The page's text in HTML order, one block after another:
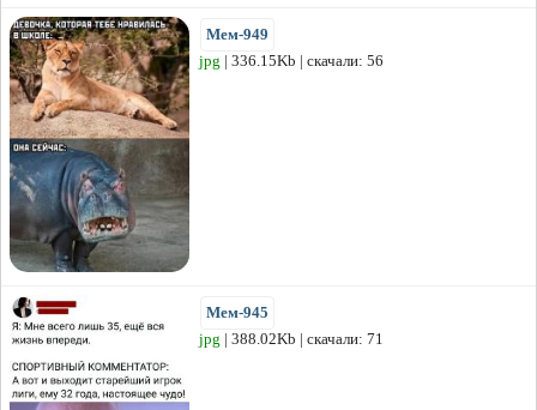
Мем-949
jpg | 336.15Kb | скачали: 56
Мем-945
jpg | 388.02Kb | скачали: 71